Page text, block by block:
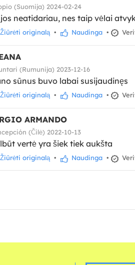
(Suomija) 2024-02-24
neatidariau, nes taip vėlai
Žiūrėti originalą• Naudinga •
(Rumunija) 2023-12-16
sūnus buvo labai susijaudinęs
Žiūrėti originalą• Naudinga •
ARMANDO
(Čilė) 2022-10-13
vertė yra šiek tiek aukšta
Žiūrėti originalą• Naudinga •